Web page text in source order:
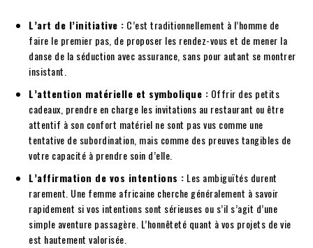
L’art de l’initiative : C’est traditionnellement à l’homme de
faire le premier pas, de proposer les rendez-vous et de mener la
danse de la séduction avec assurance, sans pour autant se montrer
insistant.
L’attention matérielle et symbolique : Offrir des petits
cadeaux, prendre en charge les invitations au restaurant ou être
attentif à son confort matériel ne sont pas vus comme une
tentative de subordination, mais comme des preuves tangibles de
votre capacité à prendre soin d’elle.
L’affirmation de vos intentions : Les ambiguïtés durent
rarement. Une femme africaine cherche généralement à savoir
rapidement si vos intentions sont sérieuses ou s’il s’agit d’une
simple aventure passagère. L’honnêteté quant à vos projets de vie
est hautement valorisée.